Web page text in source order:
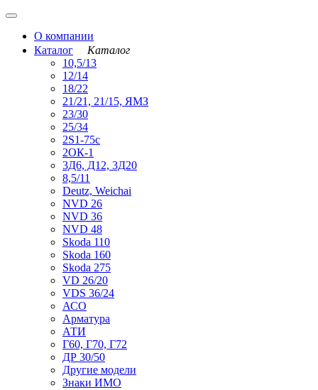
О компании
Каталог
Каталог
10,5/13
12/14
18/22
21/21, 21/15, ЯМЗ
23/30
25/34
2S1-75с
2ОК-1
3Д6, Д12, 3Д20
8,5/11
Deutz, Weichai
NVD 26
NVD 36
NVD 48
Skoda 110
Skoda 160
Skoda 275
VD 26/20
VDS 36/24
АСО
Арматура
АТИ
Г60, Г70, Г72
ДР 30/50
Другие модели
Знаки ИМО